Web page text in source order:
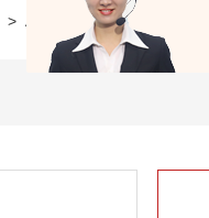
> ARGO-HYTOS液压阀